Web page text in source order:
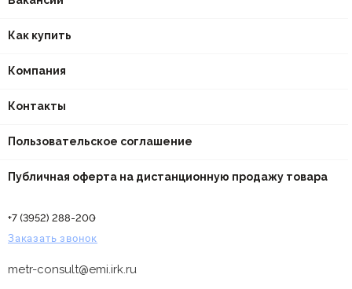
Как купить
Компания
Контакты
Пользовательское соглашение
Публичная оферта на дистанционную продажу товара
+7 (3952) 288-200
Заказать звонок
metr-consult@emi.irk.ru